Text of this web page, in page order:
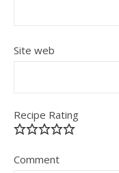
Site web
Recipe Rating
Comment